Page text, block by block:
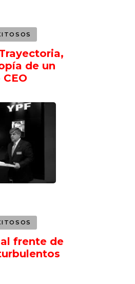
de un
frente de